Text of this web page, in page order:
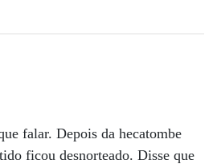
falar. Depois da hecatombe
ficou desnorteado. Disse que